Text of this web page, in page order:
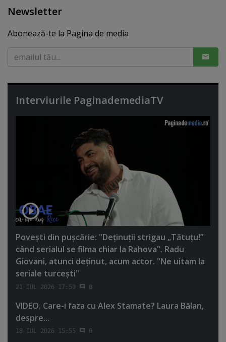
Newsletter
Abonează-te la Pagina de media
Interviurile PaginademediaTV
Poveşti din puşcărie: "Deţinuţii strigau „Tătuţu!”
când serialul se filma chiar la Rahova". Radu
Giovani, atunci deţinut, acum actor. "Ne uitam la
seriale turceşti"
21 IUL 2026 17:59 0
VIDEO. Care-i faza cu Alex Stamate? Laura Bălan,
despre...
18 IUL 2026 15:55 0